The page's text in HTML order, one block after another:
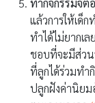
แล้วการให้เด็ก
ทำได้ไม่ยากเล
ชอบที่จะมีส่วน
ที่ลูกได้ร่วมทำ
ปลูกฝังค่านิยม